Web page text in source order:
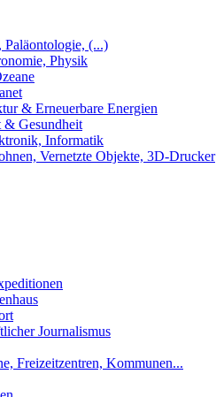
Paläontologie, (...)
Physik
& Erneuerbare Energien
Gesundheit
Informatik
Vernetzte Objekte, 3D-Drucker
Journalismus
Freizeitzentren, Kommunen...